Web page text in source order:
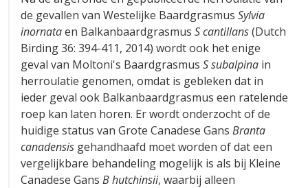
de gevallen van Westelijke Baardgrasmus Sylvia
inornataen Balkanbaardgrasmus S cantillans(Dutch
Birding 36: 394-411, 2014) wordt ook het enige
geval van Moltoni's Baardgrasmus S subalpina in
herroulatie genomen, omdat is gebleken dat in
ieder geval ook Balkanbaardgrasmus een ratelende
roep kan laten horen. Er wordt onderzocht of de
huidige status van Grote Canadese Gans Branta
canadensis gehandhaafd moet worden of dat een
vergelijkbare behandeling mogelijk is als bij Kleine
Canadese Gans B hutchinsii, waarbij alleen